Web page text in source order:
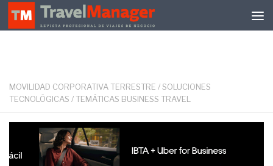
Debajo del contenido
MOVILIDAD CORPORATIVA TERRESTRE /SOLUCIONES
TECNOLÓGICAS / TEMÁTICAS BUSINESS TRAVEL